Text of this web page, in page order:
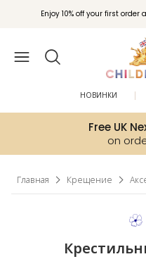
Enjoy 10% off your first
Вступайте в клуб Бонусы
Free UK
on
НОВИНКИ
Главная Крещение